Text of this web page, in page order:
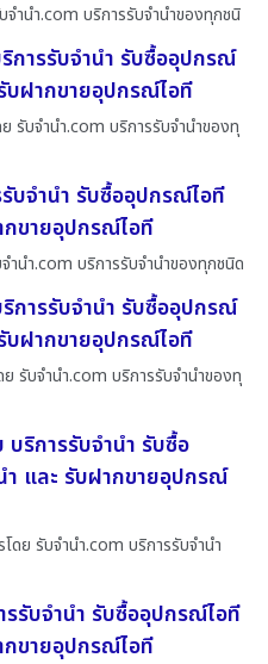
จํานํา.com บริการรับจำนำของทุกชนิ
การรับจำนำ รับซื้ออุปกรณ์
บฝากขายอุปกรณ์ไอที
รับจํานํา.com บริการรับจำนำของทุ
บจำนำ รับซื้ออุปกรณ์ไอที
กขายอุปกรณ์ไอที
านํา.com บริการรับจำนำของทุกชนิด
การรับจำนำ รับซื้ออุปกรณ์
บฝากขายอุปกรณ์ไอที
รับจํานํา.com บริการรับจำนำของทุ
ริการรับจำนำ รับซื้อ
และ รับฝากขายอุปกรณ์
ดย รับจํานํา.com บริการรับจำนำ
รรับจำนำ รับซื้ออุปกรณ์ไอที
กขายอุปกรณ์ไอที